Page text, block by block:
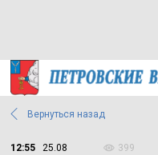
Вернуться назад
12:55 25.08 399